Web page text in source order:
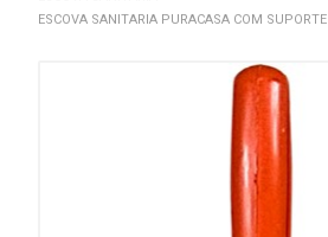
ESCOVA SANITARIA PURACASA COM SUPORTE